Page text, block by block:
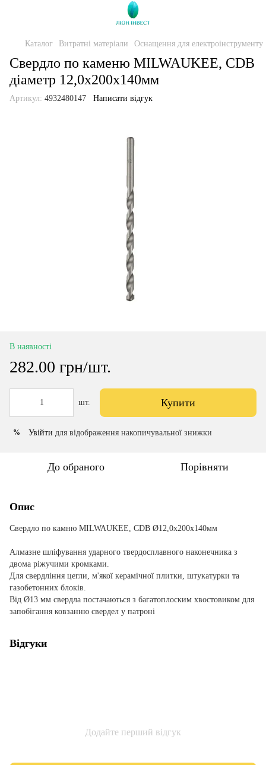
Каталог Витратні матеріали Оснащення для електроінструменту
Свердло по каменю MILWAUKEE, CDB
діаметр 12,0х200х140мм
Артикул: 4932480147 Написати відгук
В наявності
282.00 грн/шт.
шт. Купити
% Увійти для відображення накопичувальної знижки
До обраного Порівняти
Опис
Свердло по камню MILWAUKEE, CDB Ø12,0х200х140мм
Алмазне шліфування ударного твердосплавного наконечника з
двома ріжучими кромками.
Для свердління цегли, м'якої керамічної плитки, штукатурки та
газобетонних блоків.
Від Ø13 мм свердла постачаються з багатоплоским хвостовиком для
запобігання ковзанню свердел у патроні
Відгуки
Додайте перший відгук